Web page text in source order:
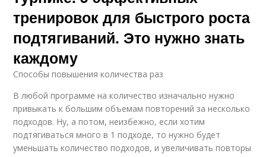
тренировок для быстрого роста
подтягиваний. Это нужно знать
каждому
Способы повышения количества раз
В любой программе на количество изначально нужно
привыкать к большим объемам повторений за несколько
подходов. Ну, а потом, неизбежно, если хотим
подтягиваться много в 1 подходе, то нужно будет
уменьшать количество подходов, и увеличивать повторы